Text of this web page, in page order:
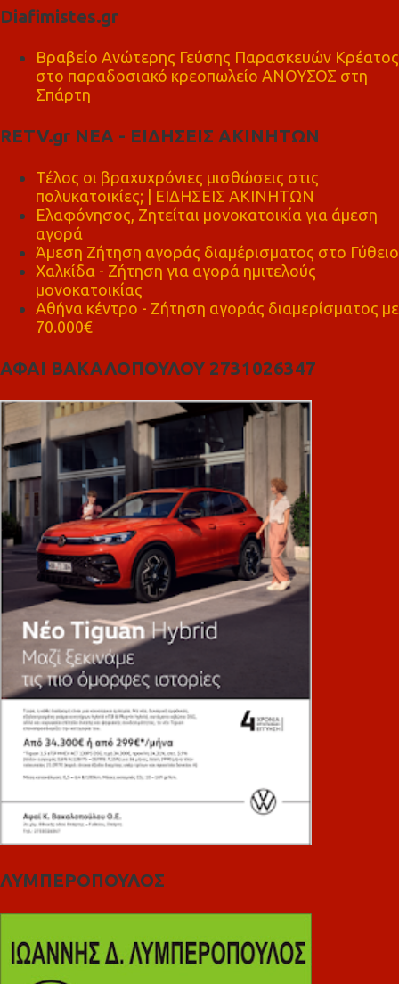
Diafimistes.gr
Βραβείο Ανώτερης Γεύσης Παρασκευών Κρέατος
στο παραδοσιακό κρεοπωλείο ΑΝΟΥΣΟΣ στη
Σπάρτη
RETV.gr ΝΕΑ - ΕΙΔΗΣΕΙΣ ΑΚΙΝΗΤΩΝ
Τέλος οι βραχυχρόνιες μισθώσεις στις
πολυκατοικίες; | ΕΙΔΗΣΕΙΣ ΑΚΙΝΗΤΩΝ
Ελαφόνησος, Ζητείται μονοκατοικία για άμεση
αγορά
Άμεση Ζήτηση αγοράς διαμέρισματος στο Γύθειο
Χαλκίδα - Ζήτηση για αγορά ημιτελούς
μονοκατοικίας
Αθήνα κέντρο - Ζήτηση αγοράς διαμερίσματος με
70.000€
ΑΦΑΙ ΒΑΚΑΛΟΠΟΥΛΟΥ 2731026347
ΛΥΜΠΕΡΟΠΟΥΛΟΣ